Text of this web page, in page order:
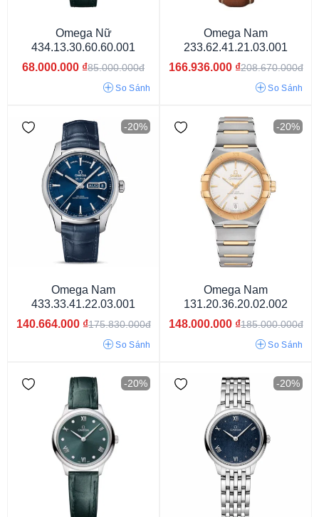
Kính Sapphire
Omega Nữ
434.13.30.60.60.001
68.000.000 ₫85.000.000đ
So Sánh
Omega Nam
233.62.41.21.03.001
166.936.000 ₫208.670.000đ
So Sánh
-20%
Omega Nam
433.33.41.22.03.001
140.664.000 ₫175.830.000đ
So Sánh
-20%
Omega Nam
131.20.36.20.02.002
148.000.000 ₫185.000.000đ
So Sánh
-20% -20%